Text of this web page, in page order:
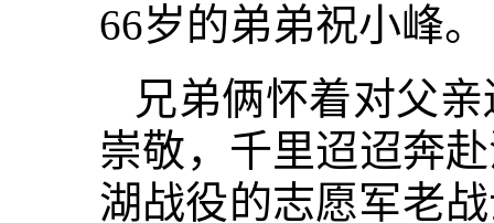
66岁的弟弟祝小峰。
兄弟俩怀着对父
崇敬，千里迢迢奔
湖战役的志愿军老